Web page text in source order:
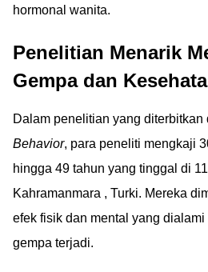
hormonal wanita.
Penelitian Menarik
Gempa dan
Dalam penelitian yang diterbitkan
Behavior, para peneliti mengkaji
hingga 49 tahun yang tinggal di
Kahramanmara , Turki. Mereka
efek fisik dan mental yang
gempa terjadi.